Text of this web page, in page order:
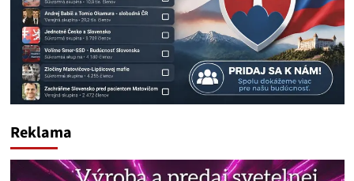
Reklama